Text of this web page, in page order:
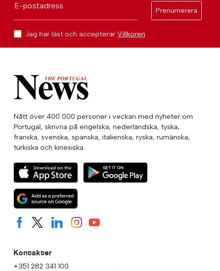
E-postadress
Prenumerera
Jag har läst och accepterar Villkoren
Nått över 400 000 personer i veckan med nyheter om
Portugal, skrivna på engelska, nederländska, tyska,
franska, svenska, spanska, italienska, ryska, rumänska,
turkiska och kinesiska.
Kontakter
+351 282 341 100